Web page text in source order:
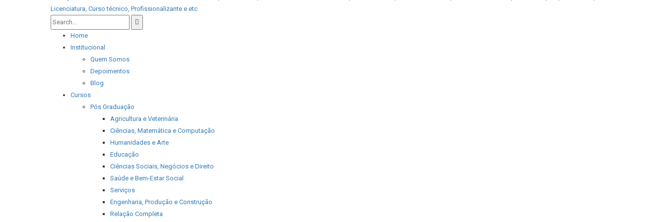
Home
Institucional
Quem Somos
Depoimentos
Blog
Cursos
Pós Graduação
Agricultura e Veterinária
Ciências, Matemática e Computação
Humanidades e Arte
Educação
Ciências Sociais, Negócios e Direito
Saúde e Bem-Estar Social
Serviços
Engenharia, Produção e Construção
Relação Completa